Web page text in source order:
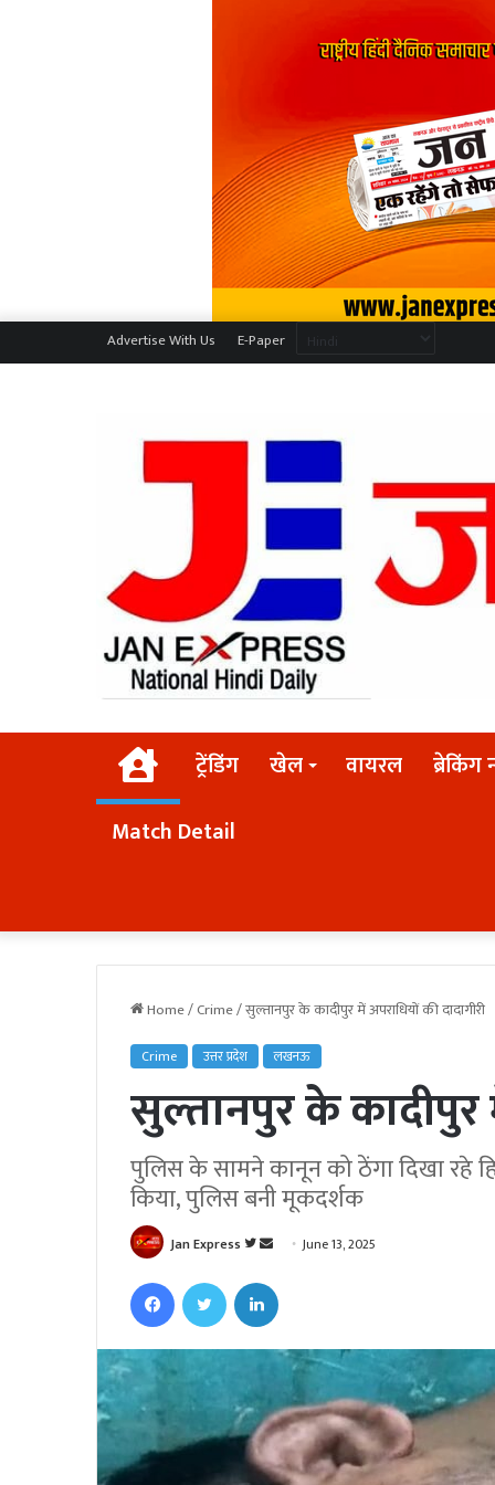
Advertise With Us E-Paper
Homeट्रेंडिंग खेल वायरल ब्रेकिंग
Match Detail
Home/Crime/सुल्तानपुर के कादीपुर में अपराधियों की दादागीरी
Crime उत्तर प्रदेश लखनऊ
सुल्तानपुर के कादीपुर
पुलिस के सामने कानून को ठेंगा दिखा रहे
किया, पुलिस बनी मूकदर्शक
Jan Express
F
l
l
o
n
T
n
d
a
e
m
a
June 13, 2025